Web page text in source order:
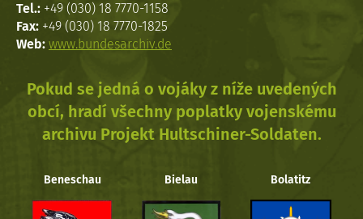
Tel.: +49 (030) 18 7770-1158
Fax: +49 (030) 18 7770-1825
Web: www.bundesarchiv.de
Pokud se jedná o vojáky z níže uvedených
obcí, hradí všechny poplatky vojenskému
archivu Projekt Hultschiner-Soldaten.
Beneschau Bielau Bolatitz